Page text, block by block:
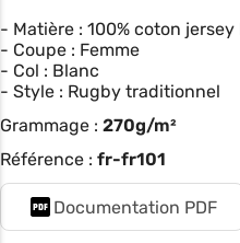
- Matière : 100% coton jersey
- Coupe : Femme
- Col : Blanc
- Style : Rugby traditionnel
Grammage : 270g/m²
Référence : fr-fr101
Documentation PDF